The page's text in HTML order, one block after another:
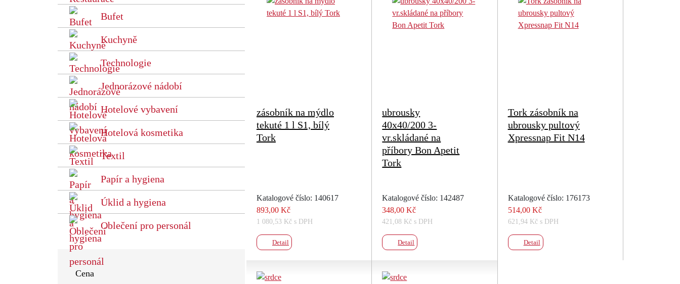
Bufet
Kuchyně
Technologie
Jednorázové nádobí
Hotelové vybavení
Hotelová kosmetika
Textil
Papír a hygiena
Úklid a hygiena
Oblečení pro personál
Cena
zásobník na mýdlo
tekuté 1 l S1, bílý
Tork
Katalogové číslo: 140617
893,00 Kč
1 080,53 Kč s DPH
Detail
ubrousky
40x40/200 3-
vr.skládané na
příbory Bon Apetit
Tork
Katalogové číslo: 142487
348,00 Kč
421,08 Kč s DPH
Detail
Tork zásobník na
ubrousky pultový
Xpressnap Fit N14
Katalogové číslo: 176173
514,00 Kč
621,94 Kč s DPH
Detail